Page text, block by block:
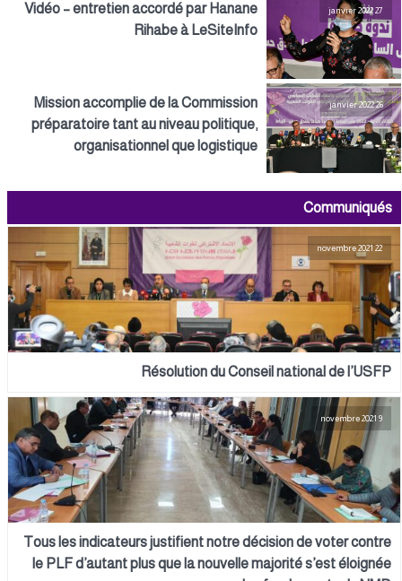
27 janvier 2022
Vidéo – entretien accordé par Hanane
Rihabe à LeSiteInfo
26 janvier 2022
Mission accomplie de la Commission
préparatoire tant au niveau politique,
organisationnel que logistique
Communiqués
22 novembre 2021
Résolution du Conseil national de l’USFP
Tous les indicateurs justifient notre décision de voter contre
le PLF d’autant plus que la nouvelle majorité s’est éloignée